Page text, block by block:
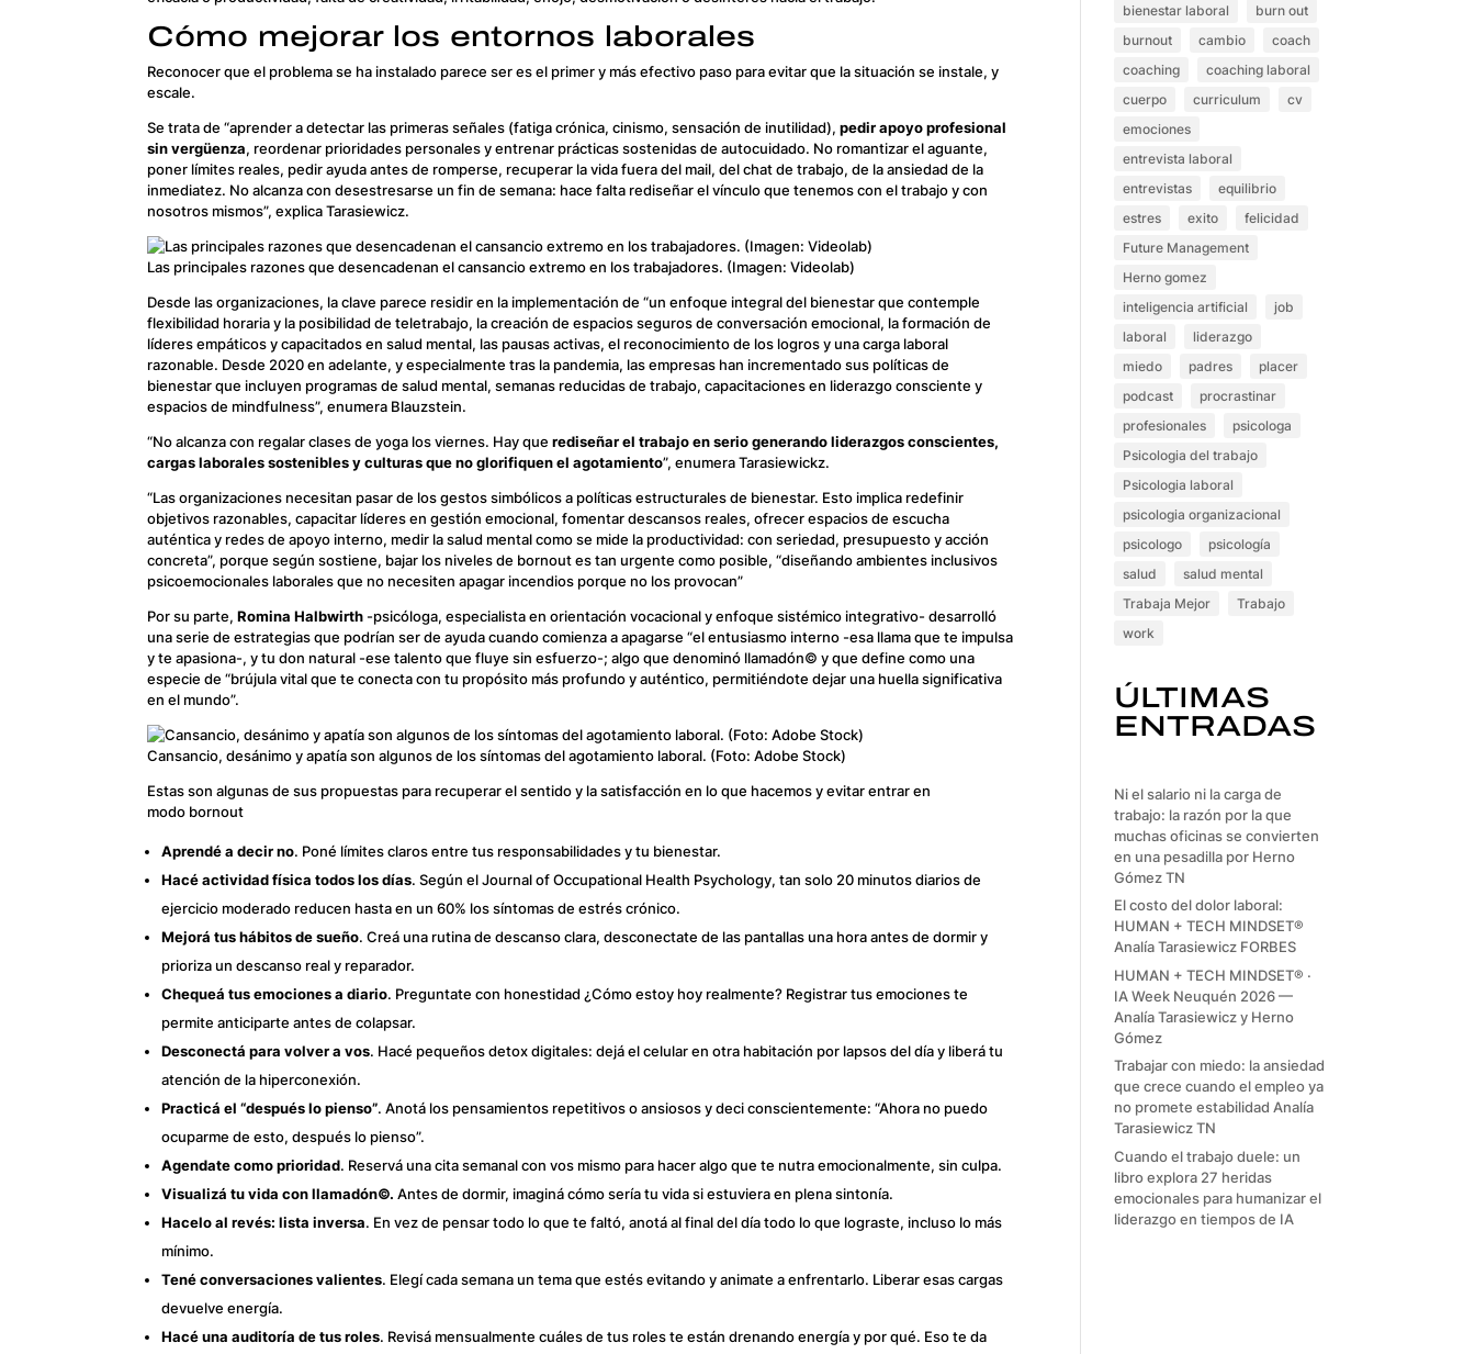
Cómo mejorar los entornos laborales
Reconocer que el problema se ha instalado parece ser es el primer y más efectivo paso para evitar que la situación se instale, y
escale.
Se trata de “aprender a detectar las primeras señales (fatiga crónica, cinismo, sensación de inutilidad), pedir apoyo profesional
sin vergüenza, reordenar prioridades personales y entrenar prácticas sostenidas de autocuidado. No romantizar el aguante,
poner límites reales, pedir ayuda antes de romperse, recuperar la vida fuera del mail, del chat de trabajo, de la ansiedad de la
inmediatez. No alcanza con desestresarse un fin de semana: hace falta rediseñar el vínculo que tenemos con el trabajo y con
nosotros mismos”, explica Tarasiewicz.
Las principales razones que desencadenan el cansancio extremo en los trabajadores. (Imagen: Videolab)
Desde las organizaciones, la clave parece residir en la implementación de “un enfoque integral del bienestar que contemple
flexibilidad horaria y la posibilidad de teletrabajo, la creación de espacios seguros de conversación emocional, la formación de
líderes empáticos y capacitados en salud mental, las pausas activas, el reconocimiento de los logros y una carga laboral
razonable. Desde 2020 en adelante, y especialmente tras la pandemia, las empresas han incrementado sus políticas de
bienestar que incluyen programas de salud mental, semanas reducidas de trabajo, capacitaciones en liderazgo consciente y
espacios de mindfulness”, enumera Blauzstein.
“No alcanza con regalar clases de yoga los viernes. Hay que rediseñar el trabajo en serio generando liderazgos conscientes,
cargas laborales sostenibles y culturas que no glorifiquen el agotamiento”, enumera Tarasiewickz.
“Las organizaciones necesitan pasar de los gestos simbólicos a políticas estructurales de bienestar. Esto implica redefinir
objetivos razonables, capacitar líderes en gestión emocional, fomentar descansos reales, ofrecer espacios de escucha
auténtica y redes de apoyo interno, medir la salud mental como se mide la productividad: con seriedad, presupuesto y acción
concreta”, porque según sostiene, bajar los niveles de bornout es tan urgente como posible, “diseñando ambientes inclusivos
psicoemocionales laborales que no necesiten apagar incendios porque no los provocan”
Por su parte, Romina Halbwirth -psicóloga, especialista en orientación vocacional y enfoque sistémico integrativo- desarrolló
una serie de estrategias que podrían ser de ayuda cuando comienza a apagarse “el entusiasmo interno -esa llama que te impulsa
y te apasiona-, y tu don natural -ese talento que fluye sin esfuerzo-; algo que denominó llamadón© y que define como una
especie de “brújula vital que te conecta con tu propósito más profundo y auténtico, permitiéndote dejar una huella significativa
en el mundo”.
Cansancio, desánimo y apatía son algunos de los síntomas del agotamiento laboral. (Foto: Adobe Stock)
Estas son algunas de sus propuestas para recuperar el sentido y la satisfacción en lo que hacemos y evitar entrar en
modo bornout
Aprendé a decir no. Poné límites claros entre tus responsabilidades y tu bienestar.
Hacé actividad física todos los días. Según el Journal of Occupational Health Psychology, tan solo 20 minutos diarios de
ejercicio moderado reducen hasta en un 60% los síntomas de estrés crónico.
Mejorá tus hábitos de sueño. Creá una rutina de descanso clara, desconectate de las pantallas una hora antes de dormir y
prioriza un descanso real y reparador.
Chequeá tus emociones a diario. Preguntate con honestidad ¿Cómo estoy hoy realmente? Registrar tus emociones te
permite anticiparte antes de colapsar.
Desconectá para volver a vos. Hacé pequeños detox digitales: dejá el celular en otra habitación por lapsos del día y liberá tu
atención de la hiperconexión.
Practicá el “después lo pienso”. Anotá los pensamientos repetitivos o ansiosos y deci conscientemente: “Ahora no puedo
ocuparme de esto, después lo pienso”.
Agendate como prioridad. Reservá una cita semanal con vos mismo para hacer algo que te nutra emocionalmente, sin culpa.
Visualizá tu vida con llamadón©. Antes de dormir, imaginá cómo sería tu vida si estuviera en plena sintonía.
Hacelo al revés: lista inversa. En vez de pensar todo lo que te faltó, anotá al final del día todo lo que lograste, incluso lo más
mínimo.
Tené conversaciones valientes. Elegí cada semana un tema que estés evitando y animate a enfrentarlo. Liberar esas cargas
devuelve energía.
Hacé una auditoría de tus roles. Revisá mensualmente cuáles de tus roles te están drenando energía y por qué. Eso te da
bienestar laboral
burn out
burnout
cambio
coach
coaching
coaching laboral
cuerpo
curriculum
cv
emociones
entrevista laboral
entrevistas
equilibrio
estres
exito
felicidad
Future Management
Herno gomez
inteligencia artificial
job
laboral
liderazgo
miedo
padres
placer
podcast
procrastinar
profesionales
psicologa
Psicologia del trabajo
Psicologia laboral
psicologia organizacional
psicologo
psicología
salud
salud mental
Trabaja Mejor
Trabajo
work
ÚLTIMAS
ENTRADAS
Ni el salario ni la carga de
trabajo: la razón por la que
muchas oficinas se convierten
en una pesadilla por Herno
Gómez TN
El costo del dolor laboral:
HUMAN + TECH MINDSET®
Analía Tarasiewicz FORBES
HUMAN + TECH MINDSET® ·
IA Week Neuquén 2026 —
Analía Tarasiewicz y Herno
Gómez
Trabajar con miedo: la ansiedad
que crece cuando el empleo ya
no promete estabilidad Analía
Tarasiewicz TN
Cuando el trabajo duele: un
libro explora 27 heridas
emocionales para humanizar el
liderazgo en tiempos de IA